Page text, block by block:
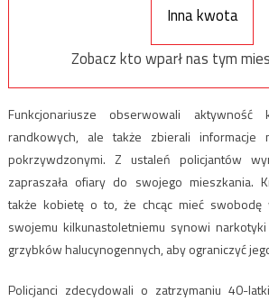
Inna kwota
Zobacz kto wparł nas tym
Funkcjonariusze obserwowali
randkowych, ale także zbierali
pokrzywdzonymi. Z ustaleń policjantów
zapraszała ofiary do swojego mieszkania.
także kobietę o to, że chcąc mieć swobodę
swojemu kilkunastoletniemu synowi
grzybków halucynogennych, aby ograniczyć
Policjanci zdecydowali o zatrzymaniu 40-